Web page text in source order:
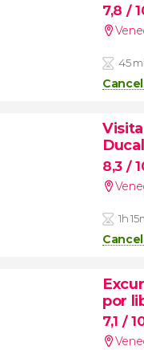
7,8 /
45
8,3 /
1h
por
7,1 /